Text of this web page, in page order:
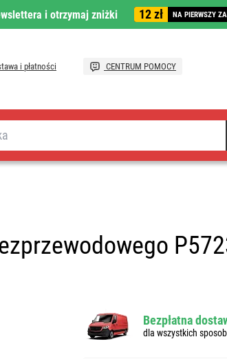
i otrzymaj zniżki 12 zł NA PIERWSZY
i płatności CENTRUM POMOCY
Bezpłatna
dla wszystkich